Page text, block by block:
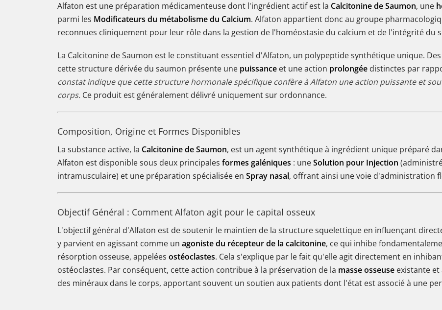
Alfaton est une préparation médicamenteuse dont l'ingrédient actif est la Calcitonine de Saumon, une
parmi les Modificateurs du métabolisme du Calcium. Alfaton appartient donc au groupe
reconnues cliniquement pour leur rôle dans la gestion de l'homéostasie du calcium et de l'intégrité du
La Calcitonine de Saumon est le constituant essentiel d'Alfaton, un polypeptide synthétique unique.
cette structure dérivée du saumon présente une puissance et une action prolongée distinctes par
constat indique que cette structure hormonale spécifique confère à Alfaton une action puissante et
corps. Ce produit est généralement délivré uniquement sur ordonnance.
Composition, Origine et Formes Disponibles
La substance active, la Calcitonine de Saumon, est un agent synthétique à ingrédient unique préparé
Alfaton est disponible sous deux principales formes galéniques : uneSolution pour Injection
intramusculaire) et une préparation spécialisée en Spray nasal, offrant ainsi une voie d'administration
Objectif Général : Comment Alfaton agit pour le capital osseux
L'objectif général d'Alfaton est de soutenir le maintien de la structure squelettique en influençant
y parvient en agissant comme un agoniste du récepteur de la calcitonine, ce qui inhibe
résorption osseuse, appelées ostéoclastes. Cela s'explique par le fait qu'elle agit directement en
ostéoclastes. Par conséquent, cette action contribue à la préservation de la masse osseuse existante
des minéraux dans le corps, apportant souvent un soutien aux patients dont l'état est associé à une